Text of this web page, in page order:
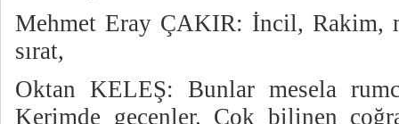
Mehmet Eray ÇAKIR: İncil, Rakim,
sırat,
Oktan KELEŞ: Bunlar mesela
Kerimde geçenler. Çok bilinen